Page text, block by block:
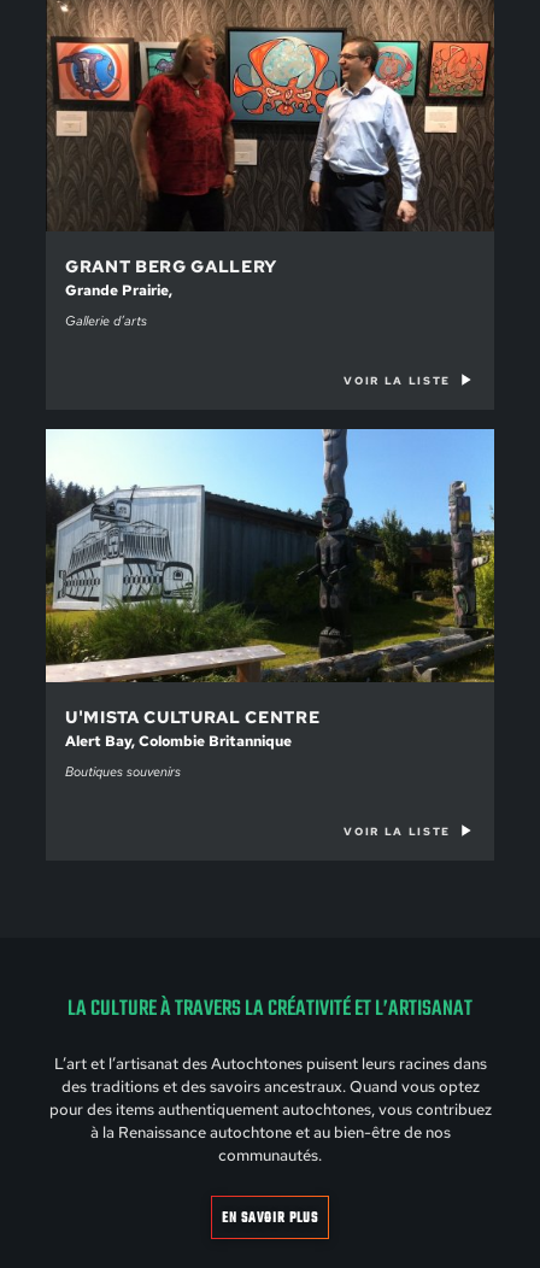
GRANT BERG GALLERY
Grande Prairie,
Gallerie d’arts
VOIR LA LISTE
U'MISTA CULTURAL CENTRE
Alert Bay, Colombie Britannique
Boutiques souvenirs
VOIR LA LISTE
LA CULTURE À TRAVERS LA CRÉATIVITÉ ET L’ARTISANAT
L’art et l’artisanat des Autochtones puisent leurs racines dans
des traditions et des savoirs ancestraux. Quand vous optez
pour des items authentiquement autochtones, vous contribuez
à la Renaissance autochtone et au bien-être de nos
communautés.
EN SAVOIR PLUS